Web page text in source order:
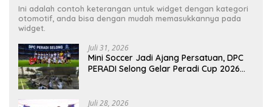
Ini adalah contoh keterangan untuk widget dengan kategori
otomotif, anda bisa dengan mudah memasukkannya pada
widget.
Juli 31, 2026
Mini Soccer Jadi Ajang Persatuan, DPC
PERADI Selong Gelar Peradi Cup 2026
Juli 28, 2026